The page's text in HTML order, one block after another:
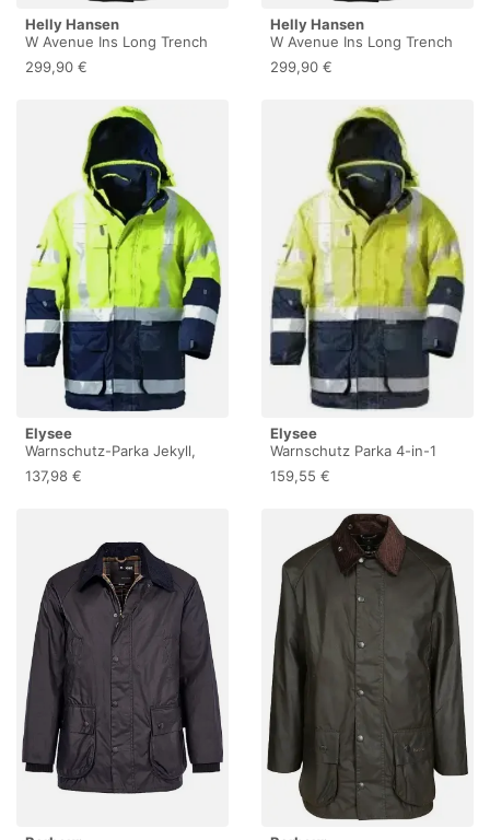
Helly Hansen
W Avenue Ins Long Trench
Coat - Parka - Damen Black
M
299,90 €
Helly Hansen
W Avenue Ins Long Trench
Coat - Parka - Damen Black
S
299,90 €
Elysee
Warnschutz-Parka Jekyll,
Warn-Gelb/marine-Blau,
Größe M
137,98 €
Elysee
Warnschutz Parka 4-in-1
JEKYLL, gelb/marine 1
Stück, Größe: M
159,55 €